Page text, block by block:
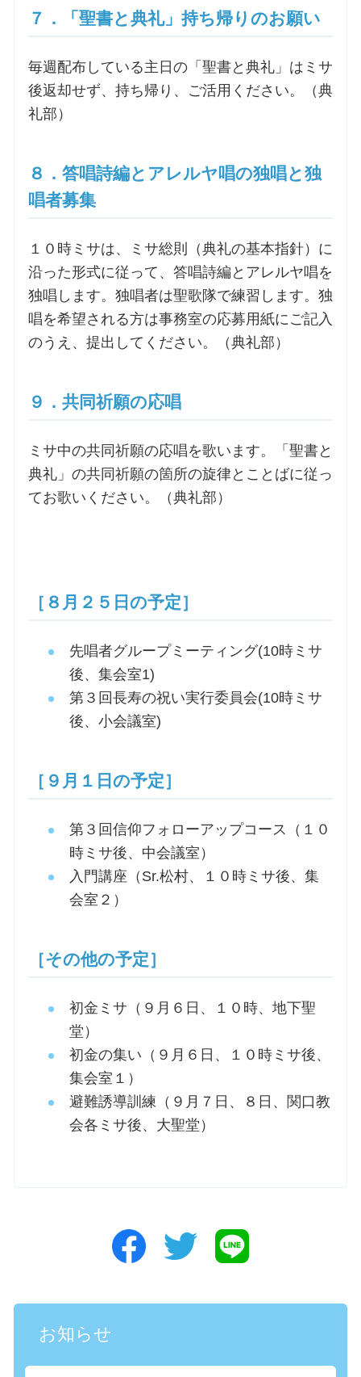
７．「聖書と典礼」持ち帰りのお願い
毎週配布している主日の「聖書と典礼」はミサ
後返却せず、持ち帰り、ご活用ください。（典
礼部）
８．答唱詩編とアレルヤ唱の独唱と独
唱者募集
１０時ミサは、ミサ総則（典礼の基本指針）に
沿った形式に従って、答唱詩編とアレルヤ唱を
独唱します。独唱者は聖歌隊で練習します。独
唱を希望される方は事務室の応募用紙にご記入
のうえ、提出してください。（典礼部）
９．共同祈願の応唱
ミサ中の共同祈願の応唱を歌います。「聖書と
典礼」の共同祈願の箇所の旋律とことばに従っ
てお歌いください。（典礼部）
［８月２５日の予定］
先唱者グループミーティング(10時ミサ
後、集会室1)
第３回長寿の祝い実行委員会(10時ミサ
後、小会議室)
［９月１日の予定］
第３回信仰フォローアップコース（１０
時ミサ後、中会議室）
入門講座（Sr.松村、１０時ミサ後、集
会室２）
［その他の予定］
初金ミサ（９月６日、１０時、地下聖
堂）
初金の集い（９月６日、１０時ミサ後、
集会室１）
避難誘導訓練（９月７日、８日、関口教
会各ミサ後、大聖堂）
お知らせ